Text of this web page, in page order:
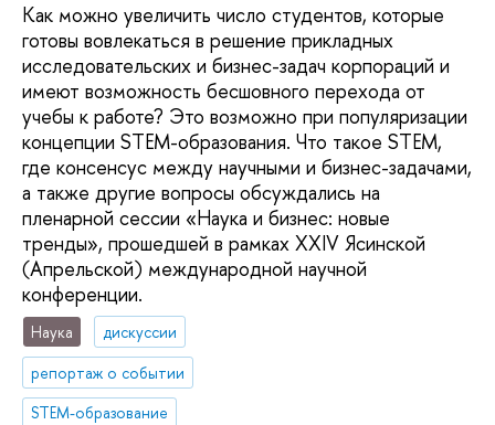
Как можно увеличить число студентов, которые
готовы вовлекаться в решение прикладных
исследовательских и бизнес-задач корпораций и
имеют возможность бесшовного перехода от
учебы к работе? Это возможно при популяризации
концепции STEM-образования. Что такое STEM,
где консенсус между научными и бизнес-задачами,
а также другие вопросы обсуждались на
пленарной сессии «Наука и бизнес: новые
тренды», прошедшей в рамках XXIV Ясинской
(Апрельской) международной научной
конференции.
Наука
дискуссии
репортаж о событии
STEM-образование